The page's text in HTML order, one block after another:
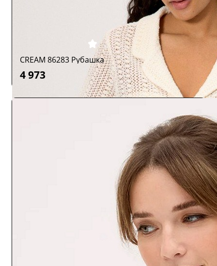
CREAM 86283 Рубашка
4 973